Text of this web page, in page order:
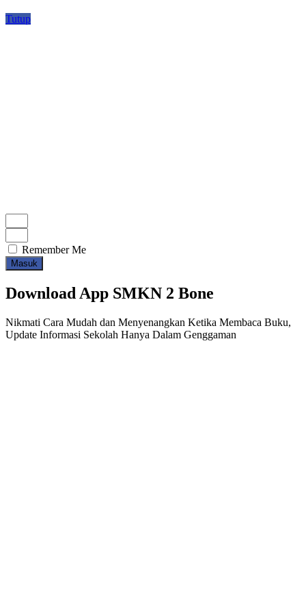
Tutup
Remember Me
Masuk
Download App SMKN 2 Bone
Nikmati Cara Mudah dan Menyenangkan Ketika Membaca Buku,
Update Informasi Sekolah Hanya Dalam Genggaman